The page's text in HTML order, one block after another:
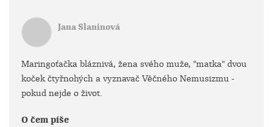
Jana Slaninová
Maringoťačka bláznivá, žena svého muže, "matka" dvou
koček čtyřnohých a vyznavač Věčného Nemusizmu -
pokud nejde o život.
O čem píše